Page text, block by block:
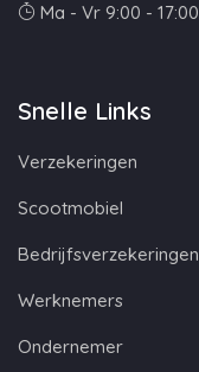
Ma - Vr 9:00 - 17:00
Snelle Links
Verzekeringen
Scootmobiel
Bedrijfsverzekeringen
Werknemers
Ondernemer